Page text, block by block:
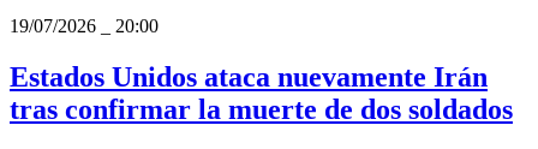
19/07/2026
20:00
Estados Unidos ataca nuevamente Irán
tras confirmar la muerte de dos soldados